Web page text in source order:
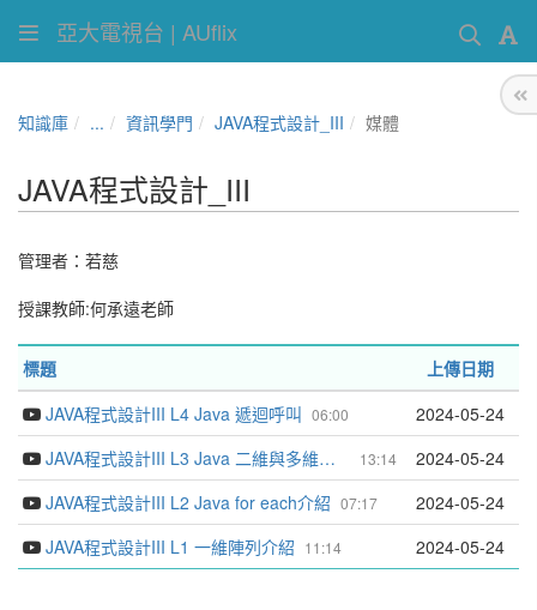
亞大電視台 | AUflix
知識庫 ... 資訊學門 JAVA程式設計_III 媒體
JAVA程式設計_III
管理者： 若慈
授課教師:何承遠老師
標題 上傳日期
06:00
JAVA程式設計III L4 Java 遞迴呼叫 2024-05-24
13:14
JAVA程式設計III L3 Java 二維與多維陣列介紹 2024-05-24
07:17
JAVA程式設計III L2 Java for each介紹 2024-05-24
11:14
JAVA程式設計III L1 一維陣列介紹 2024-05-24